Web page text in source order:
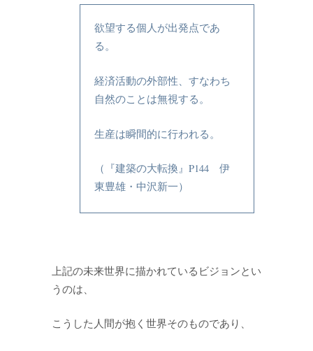
欲望する個人が出発点であ
る。
経済活動の外部性、すなわち
自然のことは無視する。
生産は瞬間的に行われる。
（『建築の大転換』P144 伊
東豊雄・中沢新一）
上記の未来世界に描かれているビジョンとい
うのは、
こうした人間が抱く世界そのものであり、